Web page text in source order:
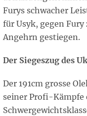
Furys schwacher
für Usyk, gegen
Angehrn gestiegen.
Der Siegeszug des
Der 191cm grosse
seiner Profi-Kämpfe